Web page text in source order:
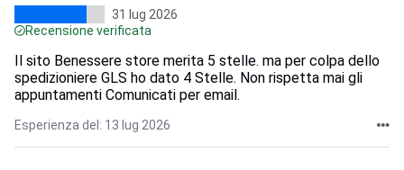
31 lug 2026
Recensione verificata
Il sito Benessere store merita 5 stelle. ma per colpa dello
spedizioniere GLS ho dato 4 Stelle. Non rispetta mai gli
appuntamenti Comunicati per email.
Esperienza del: 13 lug 2026